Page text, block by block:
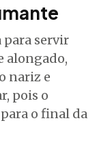
para servir
alongado,
nariz e
pois o
o final da